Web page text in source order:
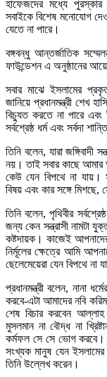
হাফেজদের মধ্যে
সবাইকে বিশেষ মনোযোগ
যেতে না পারে।
বঙ্গবন্ধু আন্তর্জাতিক
ফাউন্ডেশন এ অনুষ্ঠানের
সবার মাঝে ইসলামের
জানিয়ে প্রধানমন্ত্রী শেখ
বিচ্যুত করতে না পারে এবং
সর্বশ্রেষ্ঠ ধর্ম এবং সর্বদা
তিনি বলেন, যারা জঙ্গিবাদী
নয়। তাই সবার কাছে আমার
কেউ যেন বিপথে না যায়।
বিষয় এবং কার সঙ্গে মিশছে,
তিনি বলেন, পৃথিবীর
জন্য কেন সন্ত্রাসী নামটা
কষ্টদায়ক। কাজেই
নির্মূলের ক্ষেত্রে আমি
ছেলেমেয়েরা যেন বিপথে
প্রধানমন্ত্রী বলেন, নানা
করবে-এটা আমাদের নবি
শেষ বিচার করবেন
মুসলমান না বৌদ্ধ না
কর্মফল সে সে ভোগ করবে।
সংখ্যক মানুষ যেন
তিনি উল্লেখ করেন।